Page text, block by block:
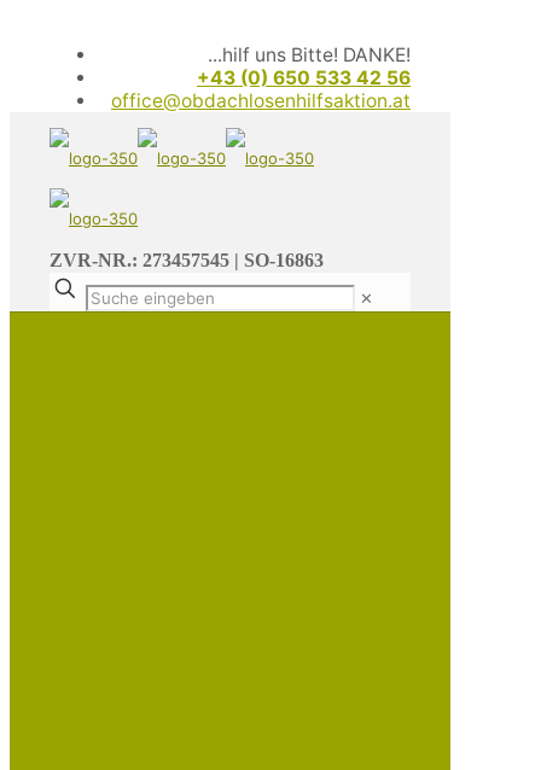
...hilf uns Bitte! DANKE!
+43 (0) 650 533 42 56
office@obdachlosenhilfsaktion.at
ZVR-NR.: 273457545 | SO-16863
✕